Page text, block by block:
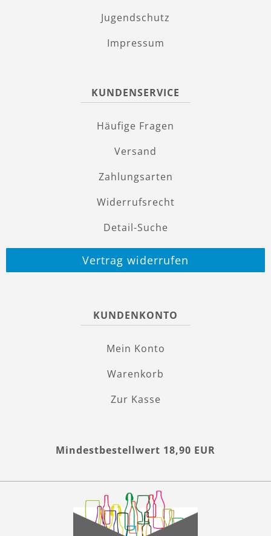
Jugendschutz
Impressum
KUNDENSERVICE
Häufige Fragen
Versand
Zahlungsarten
Widerrufsrecht
Detail-Suche
Vertrag widerrufen
KUNDENKONTO
Mein Konto
Warenkorb
Zur Kasse
Mindestbestellwert 18,90 EUR